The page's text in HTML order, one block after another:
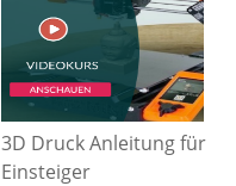
3D Druck Anleitung für
Einsteiger